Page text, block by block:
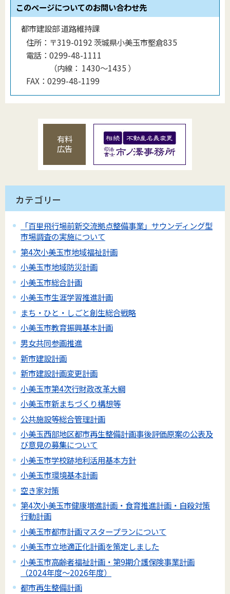
このページについてのお問い合わせ先
都市建設部 道路維持課
住所： 〒319-0192 茨城県小美玉市堅倉835
電話： 0299-48-1111
（内線 ： 1430〜1435 ）
FAX： 0299-48-1199
有料
広告
カテゴリー
「百里飛行場前新交流拠点整備事業」サウンディング型
市場調査の実施について
第4次小美玉市地域福祉計画
小美玉市地域防災計画
小美玉市総合計画
小美玉市生涯学習推進計画
まち・ひと・しごと創生総合戦略
小美玉市教育振興基本計画
男女共同参画推進
新市建設計画
新市建設計画変更計画
小美玉市第4次行財政改革大綱
小美玉市新まちづくり構想等
公共施設等総合管理計画
小美玉西部地区都市再生整備計画事後評価原案の公表及
び意見の募集について
小美玉市学校跡地利活用基本方針
小美玉市環境基本計画
空き家対策
第4次小美玉市健康増進計画・食育推進計画・自殺対策
行動計画
小美玉市都市計画マスタープランについて
小美玉市立地適正化計画を策定しました
小美玉市高齢者福祉計画・第9期介護保険事業計画
（2024年度～2026年度）
都市再生整備計画